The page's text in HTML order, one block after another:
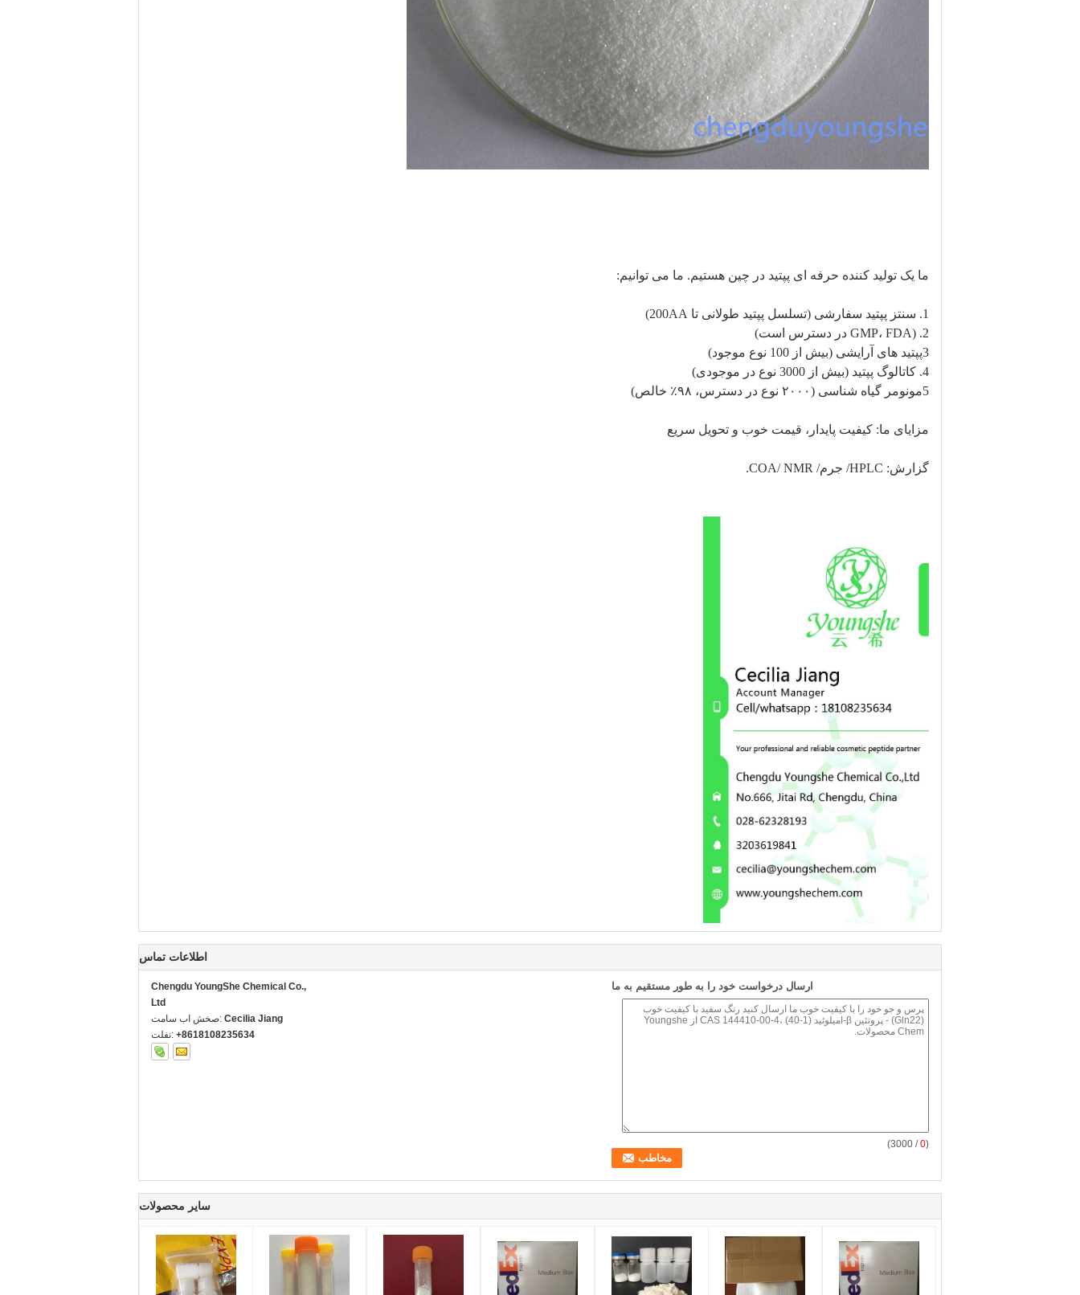
ما یک تولید کننده حرفه ای پپتید در چین هستیم. ما می توانیم:
1. سنتز پپتید سفارشی (تسلسل پپتید طولانی تا 200AA)
2. (GMP، FDA در دسترس است)
3پپتید های آرایشی (بیش از 100 نوع موجود)
4. کاتالوگ پپتید (بیش از 3000 نوع در موجودی)
5مونومر گیاه شناسی (۲۰۰۰ نوع در دسترس، ۹۸٪ خالص)
مزایای ما: کیفیت پایدار، قیمت خوب و تحویل سریع
گزارش: HPLC/ جرم/ COA/ NMR.
اطلاعات تماس
Chengdu YoungShe Chemical Co.,
Ltd
تماس با شخص: Cecilia Jiang
تلفن: +8618108235634
ارسال درخواست خود را به طور مستقیم به ما
(
0
/ 3000)
سایر محصولات